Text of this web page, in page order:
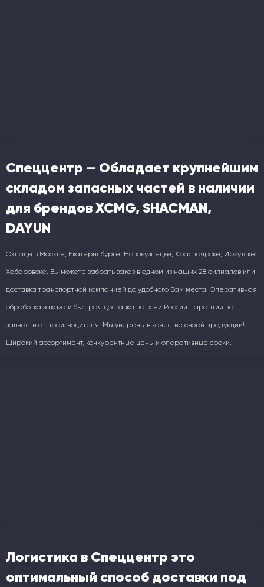
Спеццентр — Обладает крупнейшим
складом запасных частей в наличии
для брендов XCMG, SHACMAN,
DAYUN
Склады в Москве, Екатеринбурге, Новокузнецке, Красноярске, Иркутске,
Хабаровске. Вы можете забрать заказ в одном из наших 28 филиалов или
доставка транспортной компанией до удобного Вам места. Оперативная
обработка заказа и быстрая доставка по всей России. Гарантия на
запчасти от производителя: Мы уверены в качестве своей продукции!
Широкий ассортимент, конкурентные цены и оперативные сроки.
Логистика в Спеццентр это
оптимальный способ доставки под